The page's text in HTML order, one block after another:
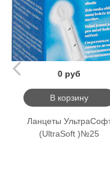
0 руб
В корзину
Ланцеты
(UltraSoft )№25